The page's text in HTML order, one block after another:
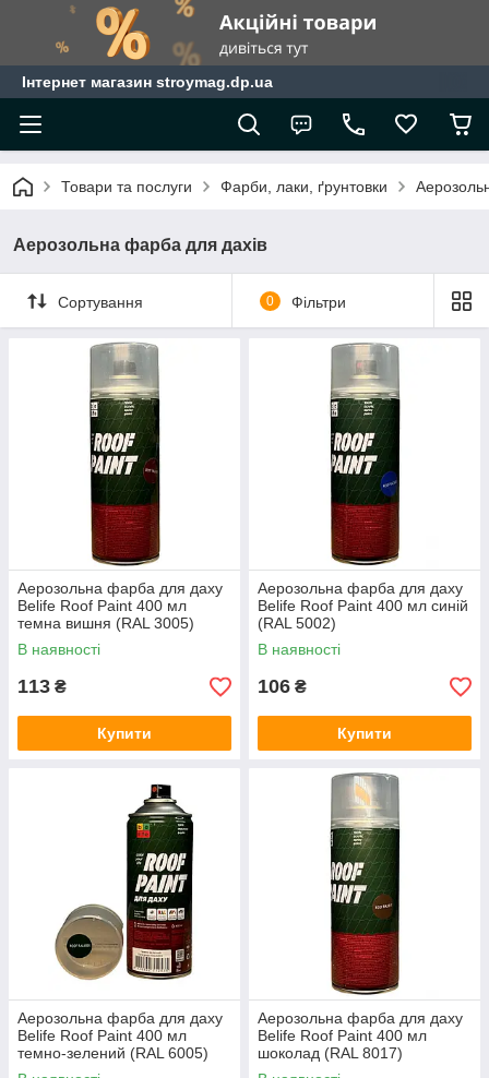
Інтернет магазин stroymag.dp.ua
Товари та послуги Фарби, лаки, ґрунтовки
Аерозольна фарба для дахів
Сортування 0 Фільтри
Аерозольна фарба для даху
Belife Roof Paint 400 мл
темна вишня (RAL 3005)
В наявності
113 ₴
Купити
Аерозольна фарба для даху
Belife Roof Paint 400 мл синій
(RAL 5002)
В наявності
106 ₴
Купити
Аерозольна фарба для даху
Belife Roof Paint 400 мл
темно-зелений (RAL 6005)
Аерозольна фарба для даху
Belife Roof Paint 400 мл
шоколад (RAL 8017)